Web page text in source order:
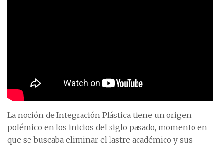
La noción de Integración Plástica tiene un origen
polémico en los inicios del siglo pasado, momento en
que se buscaba eliminar el lastre académico y sus